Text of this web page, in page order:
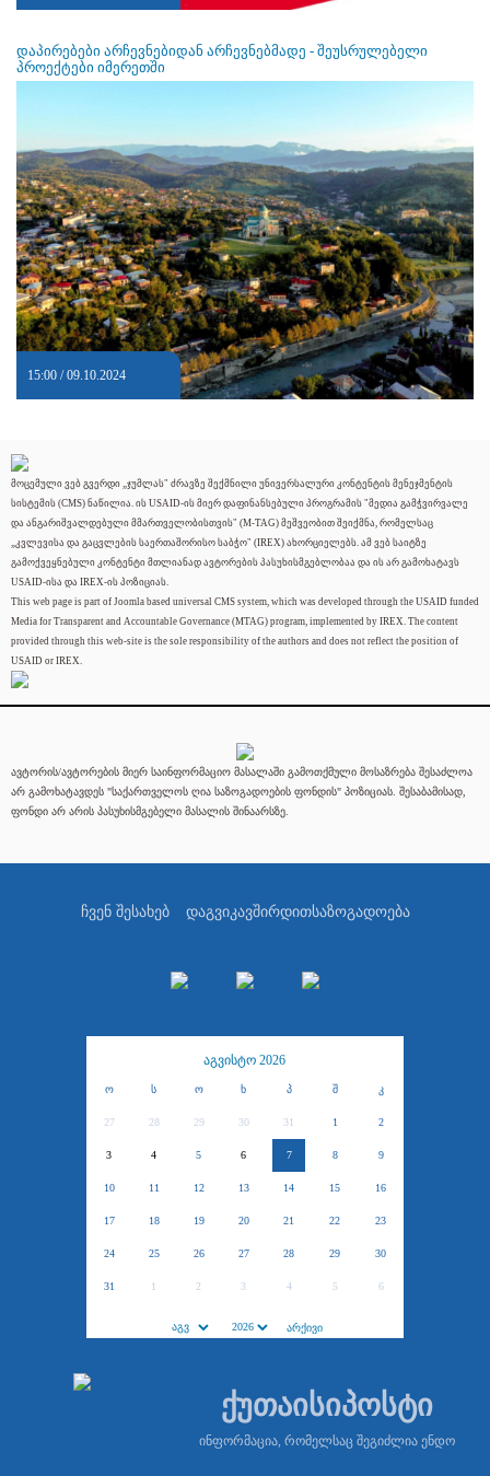
დაპირებები არჩევნებიდან არჩევნებმადე - შეუსრულებელი
პროექტები იმერეთში
15:00 / 09.10.2024
მოცემული ვებ გვერდი „ჯუმლას" ძრავზე შექმნილი უნივერსალური კონტენტის მენეჯმენტის
სისტემის (CMS) ნაწილია. ის USAID-ის მიერ დაფინანსებული პროგრამის "მედია გამჭვირვალე
და ანგარიშვალდებული მმართველობისთვის" (M-TAG) მეშვეობით შეიქმნა, რომელსაც
„კვლევისა და გაცვლების საერთაშორისო საბჭო" (IREX) ახორციელებს. ამ ვებ საიტზე
გამოქვეყნებული კონტენტი მთლიანად ავტორების პასუხისმგებლობაა და ის არ გამოხატავს
USAID-ისა და IREX-ის პოზიციას.
This web page is part of Joomla based universal CMS system, which was developed through the USAID funded
Media for Transparent and Accountable Governance (MTAG) program, implemented by IREX. The content
provided through this web-site is the sole responsibility of the authors and does not reflect the position of
USAID or IREX.
ავტორის/ავტორების მიერ საინფორმაციო მასალაში გამოთქმული მოსაზრება შესაძლოა
არ გამოხატავდეს "საქართველოს ღია საზოგადოების ფონდის" პოზიციას. შესაბამისად,
ფონდი არ არის პასუხისმგებელი მასალის შინაარსზე.
ჩვენ შესახებ დაგვიკავშირდითსაზოგადოება
აგვისტო 2026
ო ს ო ხ პ შ კ
27 28 29 30 31 1 2
3 4 5 6 7 8 9
10 11 12 13 14 15 16
17 18 19 20 21 22 23
24 25 26 27 28 29 30
31 1 2 3 4 5 6
ქუთაისიპოსტი
ინფორმაცია, რომელსაც შეგიძლია ენდო